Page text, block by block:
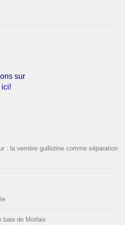
sur
: la verrière guillotine comme séparation
baie de Morlaix